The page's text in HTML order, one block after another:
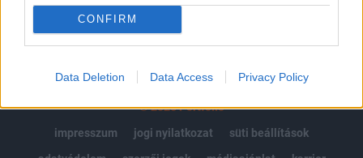
CONFIRM
Data Deletion Data Access Privacy Policy
© 2026 Portfolio
impresszum
jogi nyilatkozat
süti beállítások